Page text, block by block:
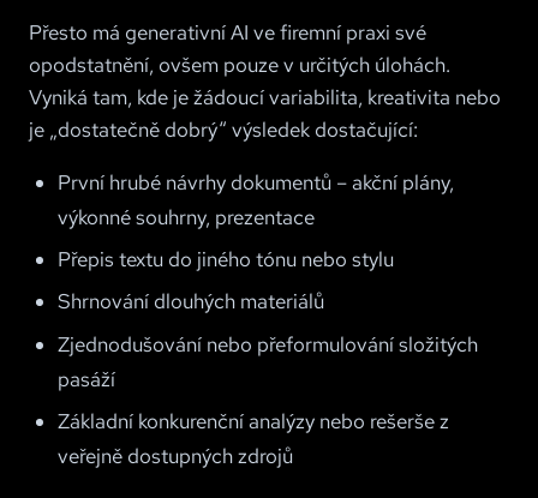
Přesto má generativní AI ve firemní praxi své
opodstatnění, ovšem pouze v určitých úlohách.
Vyniká tam, kde je žádoucí variabilita, kreativita nebo
je „dostatečně dobrý“ výsledek dostačující:
První hrubé návrhy dokumentů – akční plány,
výkonné souhrny, prezentace
Přepis textu do jiného tónu nebo stylu
Shrnování dlouhých materiálů
Zjednodušování nebo přeformulování složitých
pasáží
Základní konkurenční analýzy nebo rešerše z
veřejně dostupných zdrojů